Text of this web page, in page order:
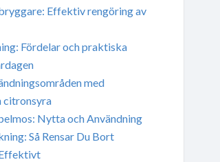
Effektiv rengöring av
Fördelar och praktiska
med
citronsyra
Nytta och Användning
Så Rensar Du Bort